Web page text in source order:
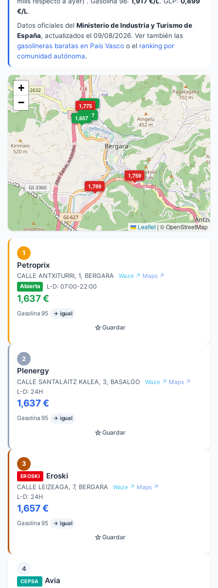
€/L.
Datos oficiales del Ministerio de Industria y Turismo de
España, actualizados el 09/08/2026. Ver también las
gasolineras baratas en País Vasco o el ranking por
comunidad autónoma.
1,637
1,637
1,657
1,759
1,775
1,789
+
−
Leaflet | © OpenStreetMap
1
Petroprix
CALLE ANTXITURRI, 1, BERGARA Waze ↗ Maps ↗
Abierta L-D: 07:00-22:00
1,637 €
Gasolina 95 → igual
☆Guardar
2
Plenergy
CALLE SANTALAITZ KALEA, 3, BASALGO Waze ↗ Maps ↗
L-D: 24H
1,637 €
Gasolina 95 → igual
☆Guardar
3
EROSKI Eroski
CALLE LEIZEAGA, 7, BERGARA Waze ↗ Maps ↗
L-D: 24H
1,657 €
Gasolina 95 → igual
☆Guardar
4
CEPSA Avia